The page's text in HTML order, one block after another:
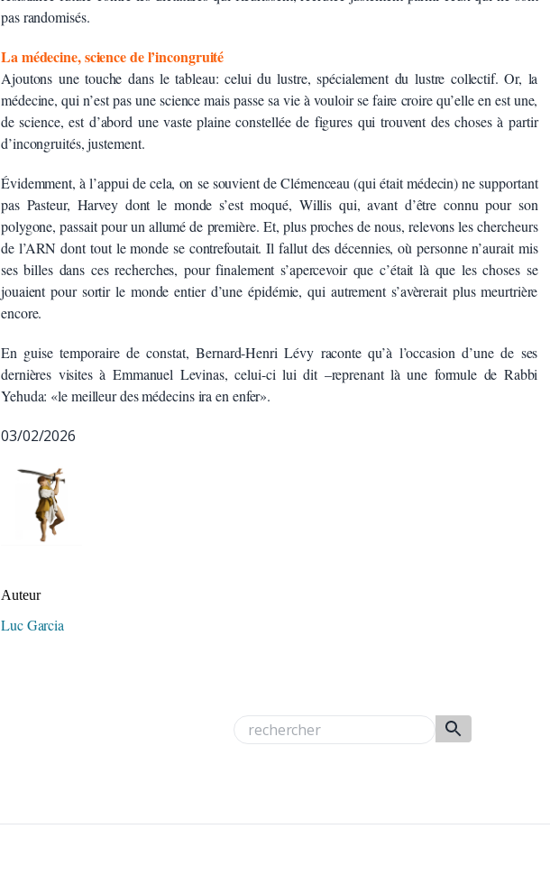
pas randomisés.
La médecine, science de l’incongruité
Ajoutons une touche dans le tableau: celui du lustre, spécialement du lustre collectif. Or, la
médecine, qui n’est pas une science mais passe sa vie à vouloir se faire croire qu’elle en est une,
de science, est d’abord une vaste plaine constellée de figures qui trouvent des choses à partir
d’incongruités, justement.
Évidemment, à l’appui de cela, on se souvient de Clémenceau (qui était médecin) ne supportant
pas Pasteur, Harvey dont le monde s’est moqué, Willis qui, avant d’être connu pour son
polygone, passait pour un allumé de première. Et, plus proches de nous, relevons les chercheurs
de l’ARN dont tout le monde se contrefoutait. Il fallut des décennies, où personne n’aurait mis
ses billes dans ces recherches, pour finalement s’apercevoir que c’était là que les choses se
jouaient pour sortir le monde entier d’une épidémie, qui autrement s’avèrerait plus meurtrière
encore.
En guise temporaire de constat, Bernard-Henri Lévy raconte qu’à l’occasion d’une de ses
dernières visites à Emmanuel Levinas, celui-ci lui dit –reprenant là une formule de Rabbi
Yehuda: «le meilleur des médecins ira en enfer».
03/02/2026
Auteur
Luc Garcia